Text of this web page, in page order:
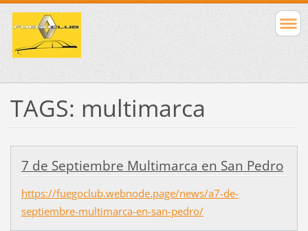
TAGS: multimarca
7 de Septiembre Multimarca en San Pedro
https://fuegoclub.webnode.page/news/a7-de-
septiembre-multimarca-en-san-pedro/